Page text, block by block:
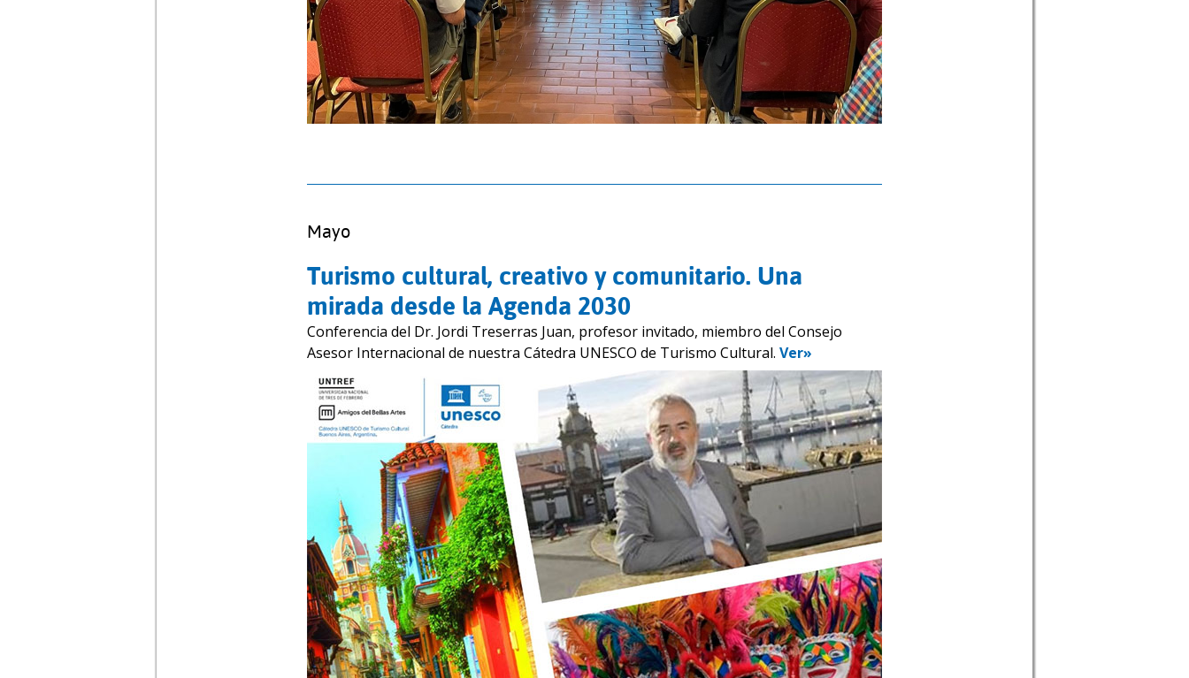
Mayo
Turismo cultural, creativo y comunitario. Una
mirada desde la Agenda 2030
Conferencia del Dr. Jordi Treserras Juan, profesor invitado, miembro del Consejo
Asesor Internacional de nuestra Cátedra UNESCO de Turismo Cultural. Ver»